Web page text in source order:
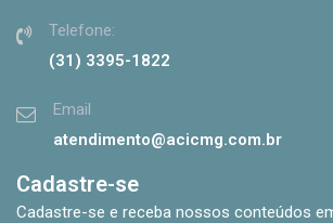
Telefone:
(31) 3395-1822
Email
atendimento@acicmg.com.br
Cadastre-se
Cadastre-se e receba nossos conteúdos